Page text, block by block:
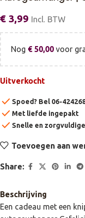
€ 3,99 Incl. BTW
Nog €50,00 voor
Uitverkocht
check Spoed? Bel 06-
check Met liefde ingepakt
check Snelle en
Toevoegen aan
Share:
Beschrijving
Een cadeau met een